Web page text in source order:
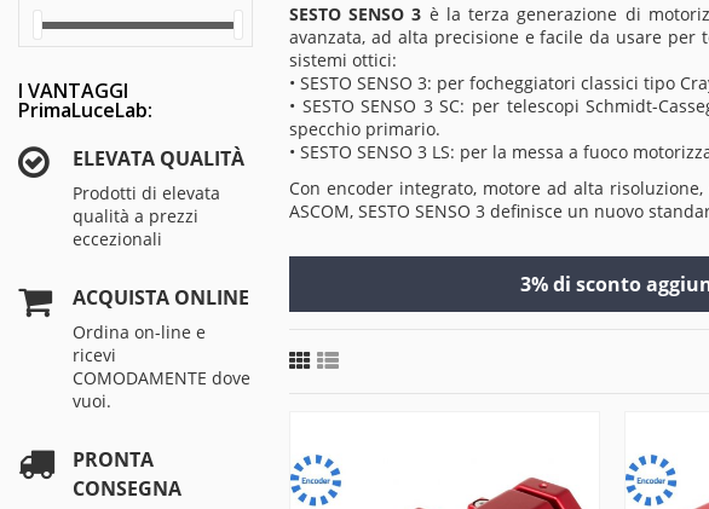
SESTO SENSO 3 è la terza generazione di
avanzata, ad alta precisione e facile da usare per
sistemi ottici:
• SESTO SENSO 3: per focheggiatori classici tipo
• SESTO SENSO 3 SC: per telescopi Schmidt-
specchio primario.
• SESTO SENSO 3 LS: per la messa a fuoco
Con encoder integrato, motore ad alta
ASCOM, SESTO SENSO 3 definisce un nuovo
3% di sconto
I VANTAGGI
PrimaLuceLab:
ELEVATA QUALITÀ
Prodotti di elevata
qualità a prezzi
eccezionali
ACQUISTA ONLINE
Ordina on-line e
ricevi
COMODAMENTE dove
vuoi.
PRONTA
CONSEGNA